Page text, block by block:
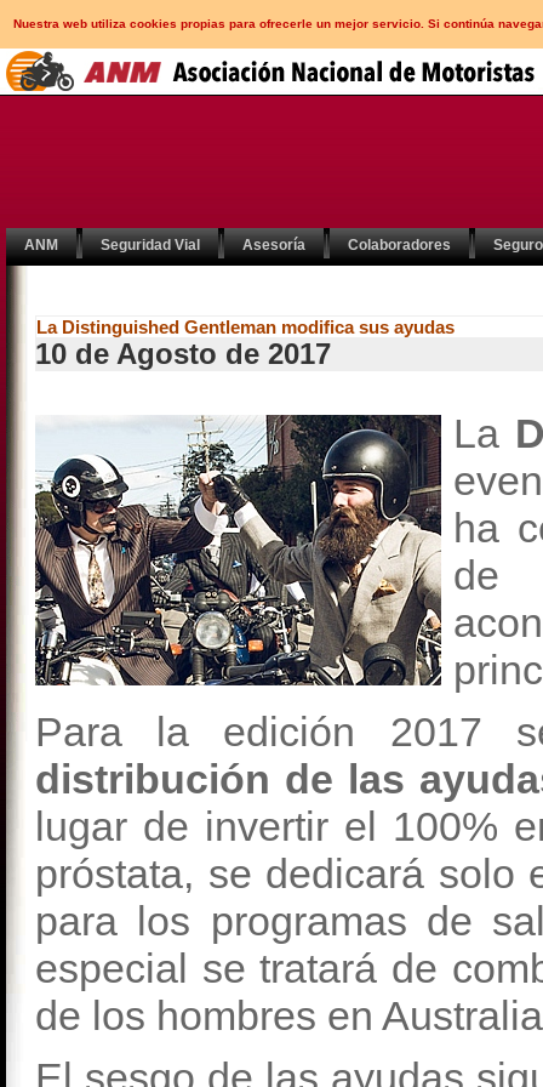
Nuestra web utiliza cookies propias para ofrecerle un mejor servicio. Si continúa
ANM Seguridad Vial Asesoría Colaboradores
La Distinguished Gentleman modifica sus ayudas
10 de Agosto de 2017
La
ha
de
Para la edición 2017
distribución de las
lugar de invertir el 100%
próstata, se dedicará solo
para los programas de
especial se tratará de
de los hombres en
El sesgo de las ayudas